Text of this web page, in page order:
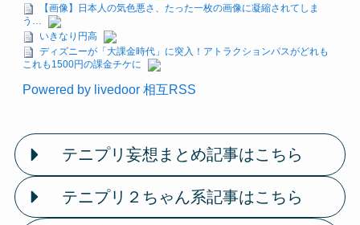
【画像】日本人の気色悪さ、たった一枚の画像に凝縮されてしま
う…
いきなり円高
ディズニーが「大課金時代」に突入！アトラクションパスがどれも
これも1500円の課金チケに
Powered by livedoor 相互RSS
テニプリ妄想まとめ記事はこちら
テニプリ２ちゃん系記事はこちら